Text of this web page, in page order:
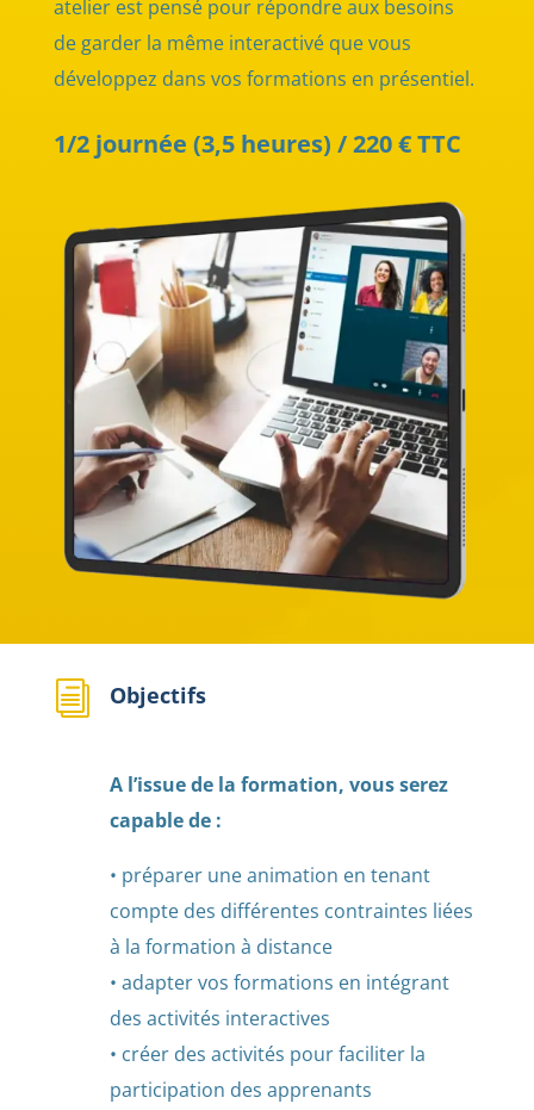
atelier est pensé pour répondre aux besoins
de garder la même interactivé que vous
développez dans vos formations en présentiel.
1/2 journée (3,5 heures) / 220 € TTC
i Objectifs
A l’issue de la formation, vous serez
capable de :
• préparer une animation en tenant
compte des différentes contraintes liées
à la formation à distance
• adapter vos formations en intégrant
des activités interactives
• créer des activités pour faciliter la
participation des apprenants